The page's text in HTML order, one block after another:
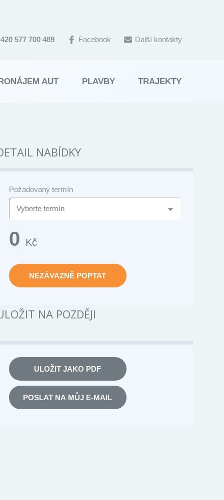
AUT PLAVBY TRAJEKTY
577 700 489 Facebook Další kontakty
NABÍDKY
Požadovaný termín
0 Kč
NEZÁVAZNĚ POPTAT
NA POZDĚJI
ULOŽIT JAKO PDF
POSLAT NA MŮJ E-MAIL